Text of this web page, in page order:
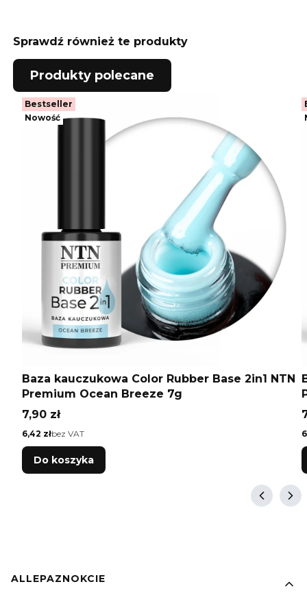
Sprawdź również te produkty
Produkty polecane
Bestseller
Nowość
Baza kauczukowa Color Rubber Base 2in1 NTN
Premium Ocean Breeze 7g
Cena
7,90 zł
Cena
6,42 złbez VAT
Do koszyka
Linki w stopce
ALLEPAZNOKCIE